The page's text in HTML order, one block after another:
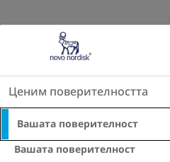
Ценим поверителността
Вашата поверителност
Вашата поверителност